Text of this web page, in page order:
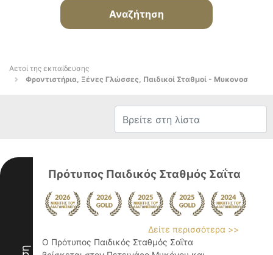
Αναζήτηση
Αετοί της εκπαίδευσης
Φροντιστήρια, Ξένες Γλώσσες, Παιδικοί Σταθμοί - Μυκονοσ
Πρότυπος Παιδικός Σταθμός Σαΐτα
Δείτε περισσότερα >>
Ο Πρότυπος Παιδικός Σταθμός Σαΐτα